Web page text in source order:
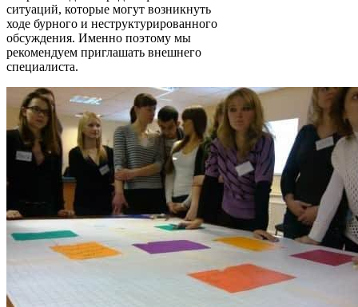
ситуаций, которые могут возникнуть
ходе бурного и неструктурированного
обсуждения. Именно поэтому мы
рекомендуем приглашать внешнего
специалиста.